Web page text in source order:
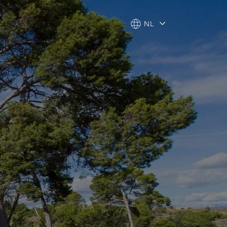
NL
NL